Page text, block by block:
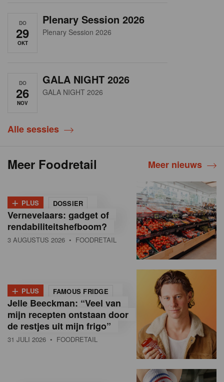
DO
29
OKT
Plenary Session 2026
Plenary Session 2026
DO
26
NOV
GALA NIGHT 2026
GALA NIGHT 2026
Alle sessies
Meer Foodretail Meer nieuws
+ PLUS DOSSIER
Vernevelaars: gadget of
rendabiliteitshefboom?
3 AUGUSTUS 2026 • FOODRETAIL
+ PLUS FAMOUS FRIDGE
Jelle Beeckman: “Veel van
mijn recepten ontstaan door
de restjes uit mijn frigo”
31 JULI 2026 • FOODRETAIL